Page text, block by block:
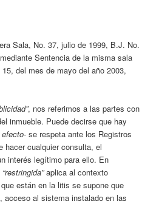
Sala, No. 37, julio de 1999, B.J. No.
Sentencia de la misma sala
del mes de mayo del año 2003,
, nos referimos a las partes con
inmueble. Puede decirse que hay
se respeta ante los Registros
hacer cualquier consulta, el
interés legítimo para ello. En
“restringida”aplica al contexto
están en la litis se supone que
acceso al sistema instalado en las